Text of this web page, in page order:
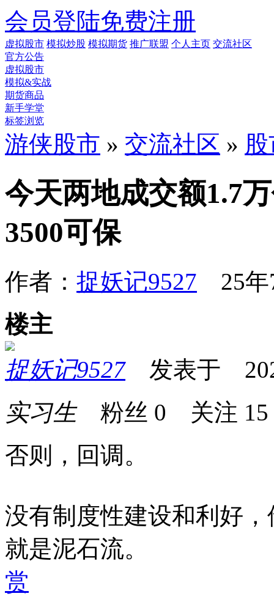
会员登陆免费注册
虚拟股市 模拟炒股 模拟期货 推广联盟 个人主页 交流社区
官方公告
虚拟股市
模拟&实战
期货商品
新手学堂
标签浏览
游侠股市 » 交流社区 »
今天两地成交额1.7
3500可保
作者： 捉妖记9527 25年
楼主
捉妖记9527发表于
实习生粉丝 0 关注 15
否则，回调。
没有制度性建设和利好
就是泥石流。
赏